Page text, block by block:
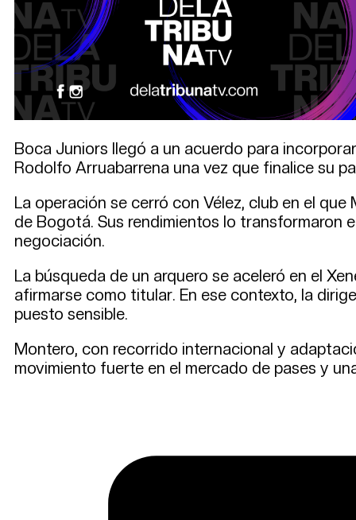
Boca Juniors llegó a un acuerdo para
Rodolfo Arruabarrena una vez que finalice su
La operación se cerró con Vélez, club en el
de Bogotá. Sus rendimientos lo transformaron
negociación.
La búsqueda de un arquero se aceleró en el
afirmarse como titular. En ese contexto, la
puesto sensible.
Montero, con recorrido internacional y
movimiento fuerte en el mercado de pases y